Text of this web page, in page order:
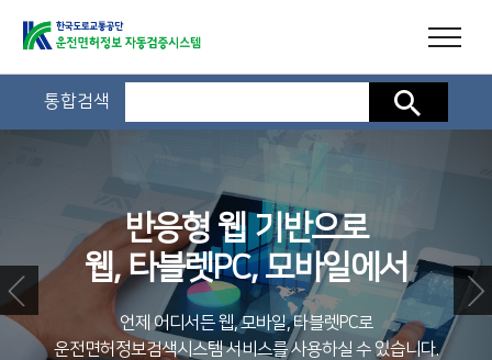
통합검색 검색
반응형 웹 기반으로
웹, 타블렛PC, 모바일에서
언제 어디서든 웹, 모바일, 타블렛PC로
운전면허정보검색시스템 서비스를 사용하실 수 있습니다.